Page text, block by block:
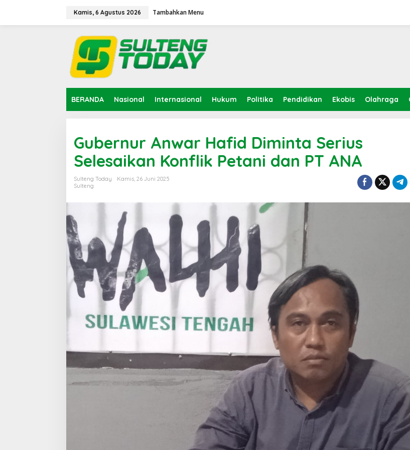
Kamis, 6 Agustus 2026 Tambahkan Menu
BERANDA Nasional Internasional Hukum Politika Pendidikan Ekobis Olahraga
Gubernur Anwar Hafid Diminta Serius
Selesaikan Konflik Petani dan PT ANA
Sulteng Today
Kamis, 26 Juni 2025
Sulteng